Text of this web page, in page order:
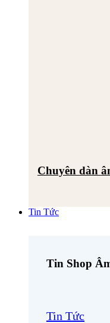
Chuyên dàn
Tin Tức
Tin Shop
Tin Tức